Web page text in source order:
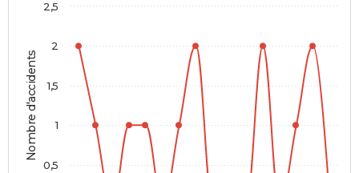
Dictionnaire
Biographies
Citations
Expressions
Proverbes
PROGRAMME TV
COPAINS D'AVANT
S'inscrire
Se connecter
Lycées
Collèges
Primaires
Universités
Entreprises
Service militaire
Avis de recherche
AVIS DE DÉCÈS
FORUM
Nombre d'accidents
0,5
1
1,5
2
2,5